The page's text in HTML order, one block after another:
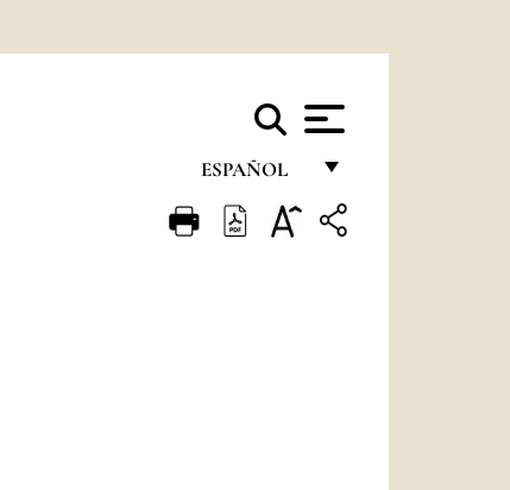
ESPAÑOL
FRANÇAIS